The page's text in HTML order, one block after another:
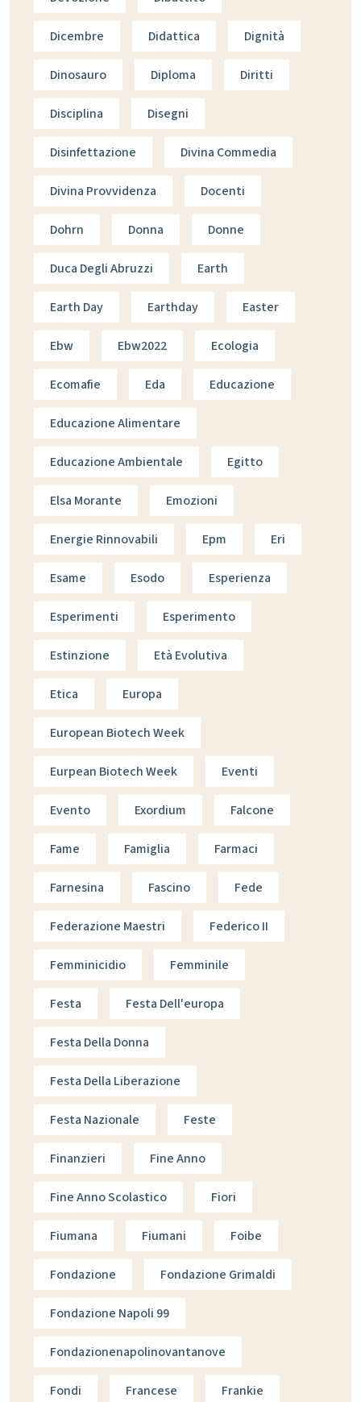
Dicembre Didattica Dignità
Dinosauro Diploma Diritti
Disciplina Disegni
Disinfettazione Divina Commedia
Divina Provvidenza Docenti
Dohrn Donna Donne
Duca Degli Abruzzi Earth
Earth Day Earthday Easter
Ebw Ebw2022 Ecologia
Ecomafie Eda Educazione
Educazione Alimentare
Educazione Ambientale Egitto
Elsa Morante Emozioni
Energie Rinnovabili Epm Eri
Esame Esodo Esperienza
Esperimenti Esperimento
Estinzione Età Evolutiva
Etica Europa
European Biotech Week
Eurpean Biotech Week Eventi
Evento Exordium Falcone
Fame Famiglia Farmaci
Farnesina Fascino Fede
Federazione Maestri Federico II
Femminicidio Femminile
Festa Festa Dell'europa
Festa Della Donna
Festa Della Liberazione
Festa Nazionale Feste
Finanzieri Fine Anno
Fine Anno Scolastico Fiori
Fiumana Fiumani Foibe
Fondazione Fondazione Grimaldi
Fondazione Napoli 99
Fondazionenapolinovantanove
Fondi Francese Frankie